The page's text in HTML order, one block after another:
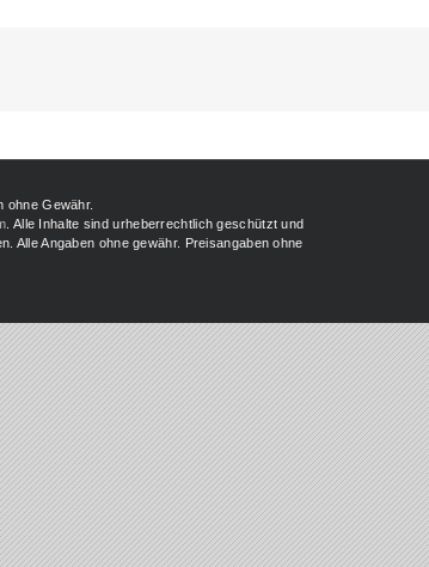
ohne Gewähr.
. Alle Inhalte sind urheberrechtlich geschützt und
Alle Angaben ohne gewähr. Preisangaben ohne